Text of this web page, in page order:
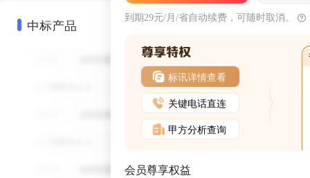
中标产品 到期29元/月/省自动续费，可随时取消。
标讯详情查看
关键电话直连
甲方分析查询
会员尊享权益